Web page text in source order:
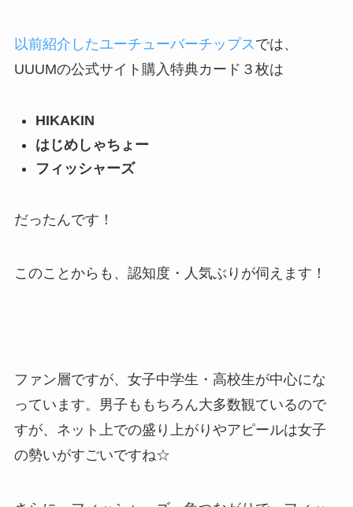
以前紹介したユーチューバーチップスでは、
UUUMの公式サイト購入特典カード３枚は
HIKAKIN
はじめしゃちょー
フィッシャーズ
だったんです！
このことからも、認知度・人気ぶりが伺えます！
ファン層ですが、女子中学生・高校生が中心にな
っています。男子ももちろん大多数観ているので
すが、ネット上での盛り上がりやアピールは女子
の勢いがすごいですね☆